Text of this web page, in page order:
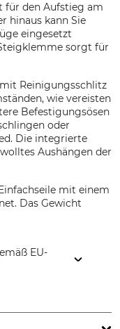
für den Aufstieg am
hinaus kann Sie
eingesetzt
sorgt für
Reinigungsschlitz
wie vereisten
Befestigungsösen
oder
Die integrierte
Aushängen der
mit einem
Das Gewicht
EU-